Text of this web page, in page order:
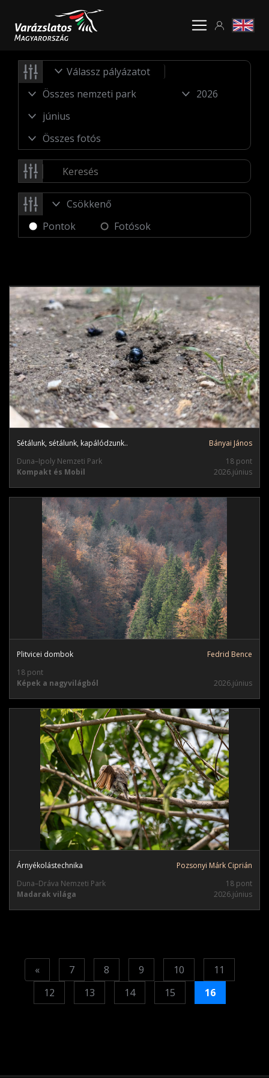
Válassz pályázatot
Pontok Fotósok
Sétálunk, sétálunk, kapálódzunk..
Bányai János
Duna–Ipoly Nemzeti Park
18 pont
Kompakt és Mobil
2026.június
Plitvicei dombok
Fedrid Bence
18 pont
Képek a nagyvilágból
2026.június
Árnyékolástechnika
Pozsonyi Márk Ciprián
Duna–Dráva Nemzeti Park
18 pont
Madarak világa
2026.június
«Previous
7 8 9 10
11
12
13 14 15 16